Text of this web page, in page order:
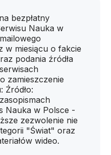
bezpłatny
Nauka w
w miesiącu o fakcie
podania źródła
zamieszczenie
Źródło:
Nauka w Polsce -
zezwolenie nie
"Świat" oraz
wideo.